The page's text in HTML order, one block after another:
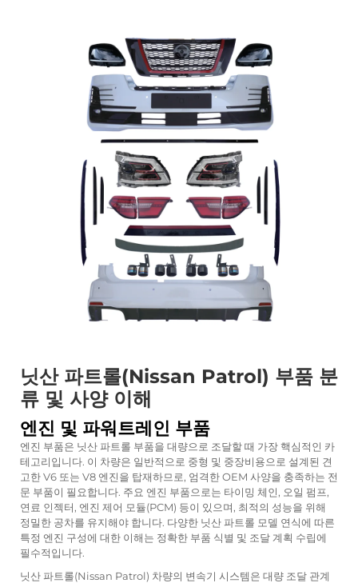
닛산 파트롤(Nissan Patrol) 부품 분
류 및 사양 이해
엔진 및 파워트레인 부품
엔진 부품은 닛산 파트롤 부품을 대량으로 조달할 때 가장 핵심적인 카
테고리입니다. 이 차량은 일반적으로 중형 및 중장비용으로 설계된 견
고한 V6 또는 V8 엔진을 탑재하므로, 엄격한 OEM 사양을 충족하는 전
문 부품이 필요합니다. 주요 엔진 부품으로는 타이밍 체인, 오일 펌프,
연료 인젝터, 엔진 제어 모듈(PCM) 등이 있으며, 최적의 성능을 위해
정밀한 공차를 유지해야 합니다. 다양한 닛산 파트롤 모델 연식에 따른
특정 엔진 구성에 대한 이해는 정확한 부품 식별 및 조달 계획 수립에
필수적입니다.
닛산 파트롤(Nissan Patrol) 차량의 변속기 시스템은 대량 조달 관계